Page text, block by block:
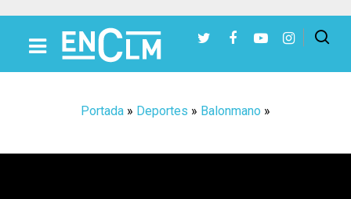
Portada » Deportes » Balonmano »